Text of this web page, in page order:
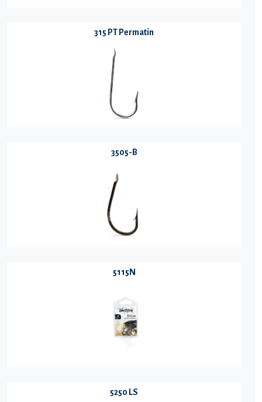
315 PT Permatin
3505-B
5115N
5250 LS